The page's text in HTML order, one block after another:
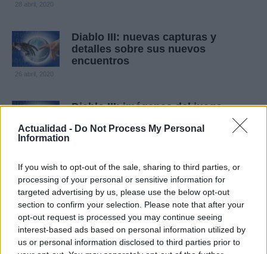
Actualidad - Do Not Process My Personal
Information
If you wish to opt-out of the sale, sharing to third parties, or
processing of your personal or sensitive information for
targeted advertising by us, please use the below opt-out
section to confirm your selection. Please note that after your
opt-out request is processed you may continue seeing
interest-based ads based on personal information utilized by
us or personal information disclosed to third parties prior to
28 abril, 2020
Diablo III: nuevas capturas y
detalles sobre sus nuevos
encuentros
26 abril, 2020
Diablo III: imágenes del juego
24 abril, 2020
Diablo III: más gameplay, pantallas
y diseños
23 abril, 2020
Diablo III: nuevos detalles sobre su
beta y más imágenes y pantallas